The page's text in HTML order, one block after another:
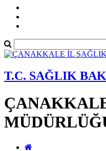
T.C. SAĞLIK